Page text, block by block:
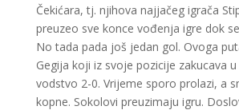
Čekićara, tj. njihova najjačeg igrača
preuzeo sve konce vođenja igre dok
No tada pada još jedan gol. Ovoga
Gegija koji iz svoje pozicije zakucava
vodstvo 2-0. Vrijeme sporo prolazi, a
kopne. Sokolovi preuzimaju igru.